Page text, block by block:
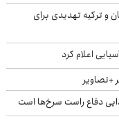
و ترکیه تهدیدی برای
اعلام کرد
دفاع راست سرخ‌ها است